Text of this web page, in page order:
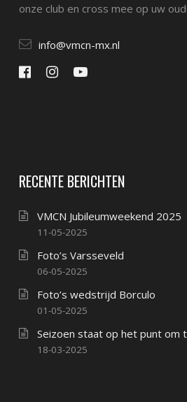
onze club en cross mee op uw
info@vmcn-mx.nl
RECENTE BERICHTEN
VMCN Jubileumweekend 2025
11-05-2025
Foto’s Varsseveld
06-05-2025
Foto’s wedstrijd Borculo
01-05-2025
Seizoen staat op het punt om
18-03-2025